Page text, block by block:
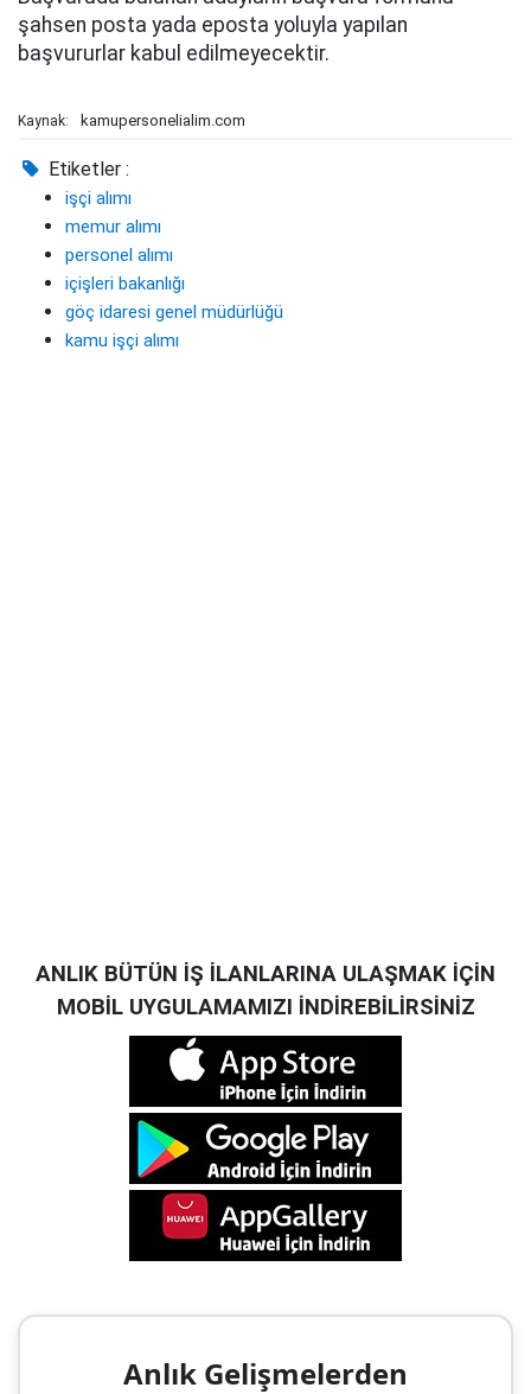
şahsen posta yada eposta yoluyla yapılan
başvururlar kabul edilmeyecektir.
Kaynak: kamupersonelialim.com
Etiketler :
işçi alımı
memur alımı
personel alımı
içişleri bakanlığı
göç idaresi genel müdürlüğü
kamu işçi alımı
ANLIK BÜTÜN İŞ İLANLARINA ULAŞMAK İÇİN
MOBİL UYGULAMAMIZI İNDİREBİLİRSİNİZ
Anlık Gelişmelerden